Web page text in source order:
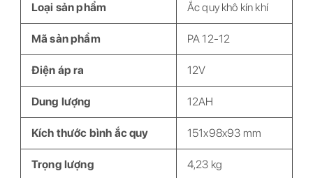
Loại sản phẩm Ắc quy khô kín khí
Mã sản phẩm PA 12-12
Điện áp ra 12V
Dung lượng 12AH
Kích thước bình ắc quy 151x98x93 mm
Trọng lượng 4,23 kg